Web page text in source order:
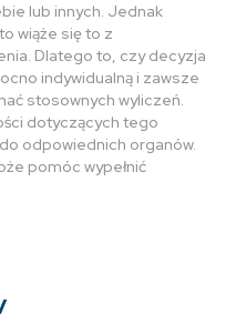
lub innych. Jednak
wiąże się to z
Dlatego to, czy decyzja
indywidualną i zawsze
stosownych wyliczeń.
dotyczących tego
odpowiednich organów.
pomóc wypełnić